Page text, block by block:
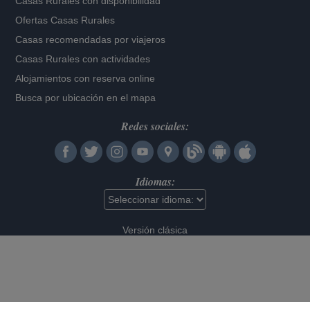
Ofertas Casas Rurales
Casas recomendadas por viajeros
Casas Rurales con actividades
Alojamientos con reserva online
Busca por ubicación en el mapa
Redes sociales:
Idiomas:
Versión clásica